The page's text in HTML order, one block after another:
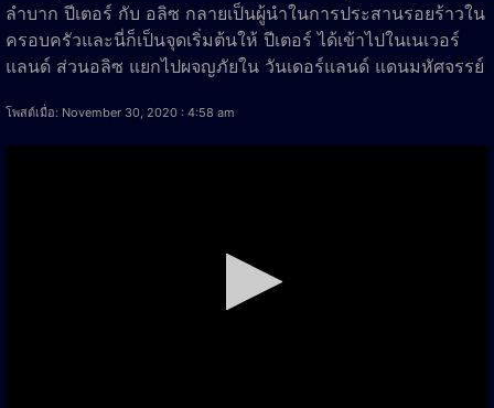
ลำบาก ปีเตอร์ กับ อลิซ กลายเป็นผู้นำในการประสานรอยร้าวใน
ครอบครัวและนี่ก็เป็นจุดเริ่มต้นให้ ปีเตอร์ ได้เข้าไปในเนเวอร์
แลนด์ ส่วนอลิซ แยกไปผจญภัยใน วันเดอร์แลนด์ แดนมหัศจรรย์
โพสต์เมื่อ: November 30, 2020 : 4:58 am